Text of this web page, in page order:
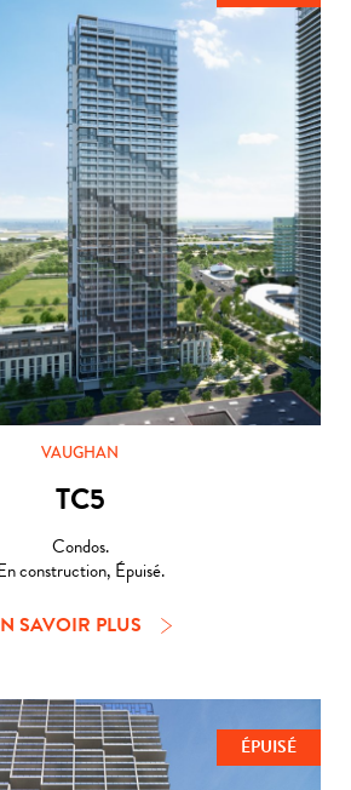
VAUGHAN
TC5
Condos.
construction, Épuisé.
SAVOIR PLUS
ÉPUISÉ